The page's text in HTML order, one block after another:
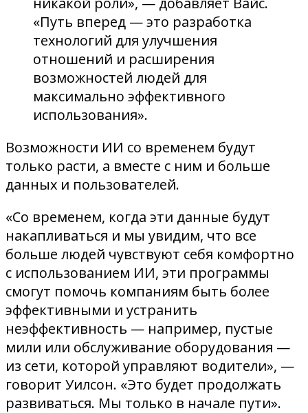
«Путь вперед — это разработка
технологий для улучшения
отношений и расширения
возможностей людей для
максимально эффективного
использования».
Возможности ИИ со временем будут
только расти, а вместе с ним и больше
данных и пользователей.
«Со временем, когда эти данные будут
накапливаться и мы увидим, что все
больше людей чувствуют себя комфортно
с использованием ИИ, эти программы
смогут помочь компаниям быть более
эффективными и устранить
неэффективность — например, пустые
мили или обслуживание оборудования —
из сети, которой управляют водители», —
говорит Уилсон. «Это будет продолжать
развиваться. Мы только в начале пути».